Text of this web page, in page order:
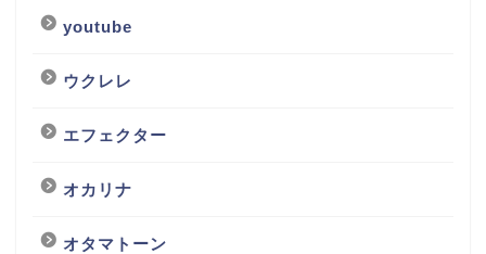
youtube
ウクレレ
エフェクター
オカリナ
オタマトーン